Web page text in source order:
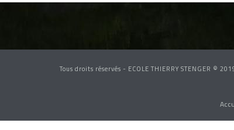
Tous droits réservés - ECOLE THIERRY STENGER ©